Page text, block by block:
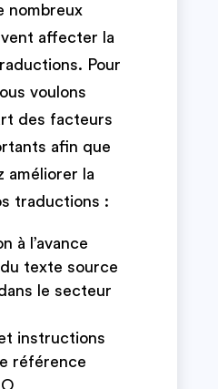
nombreux
affecter la
Pour
voulons
des facteurs
afin que
améliorer la
traductions :
à l’avance
texte source
le secteur
instructions
référence